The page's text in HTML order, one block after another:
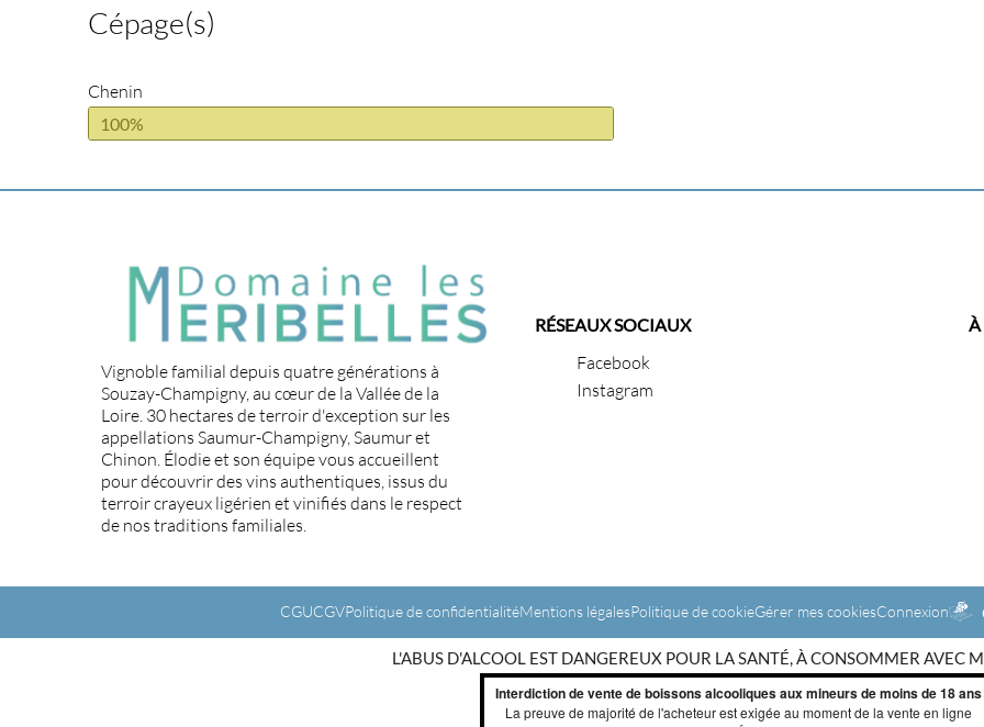
Cépage(s)
Chenin
100%
Vignoble familial depuis quatre générations à
Souzay-Champigny, au cœur de la Vallée de la
Loire. 30 hectares de terroir d'exception sur les
appellations Saumur-Champigny, Saumur et
Chinon. Élodie et son équipe vous accueillent
pour découvrir des vins authentiques, issus du
terroir crayeux ligérien et vinifiés dans le respect
de nos traditions familiales.
RÉSEAUX SOCIAUX
Facebook
Instagram
À
CGUCGVPolitique de confidentialitéMentions légalesPolitique de cookieGérer mes cookiesConnexion
L'ABUS D'ALCOOL EST DANGEREUX POUR LA SANTÉ, À CONSOMMER AVEC
Interdiction de vente de boissons alcooliques aux mineurs de moins de 18 ans
La preuve de majorité de l'acheteur est exigée au moment de la vente en ligne